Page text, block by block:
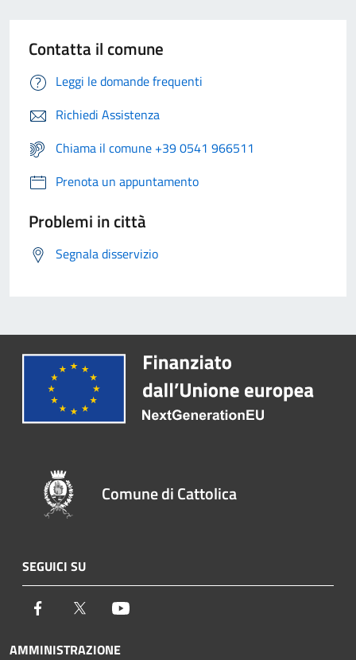
Contatta il comune
Leggi le domande frequenti
Richiedi Assistenza
Chiama il comune +39 0541 966511
Prenota un appuntamento
Problemi in città
Segnala disservizio
Comune di Cattolica
SEGUICI SU
Facebook Twitter
AMMINISTRAZIONE